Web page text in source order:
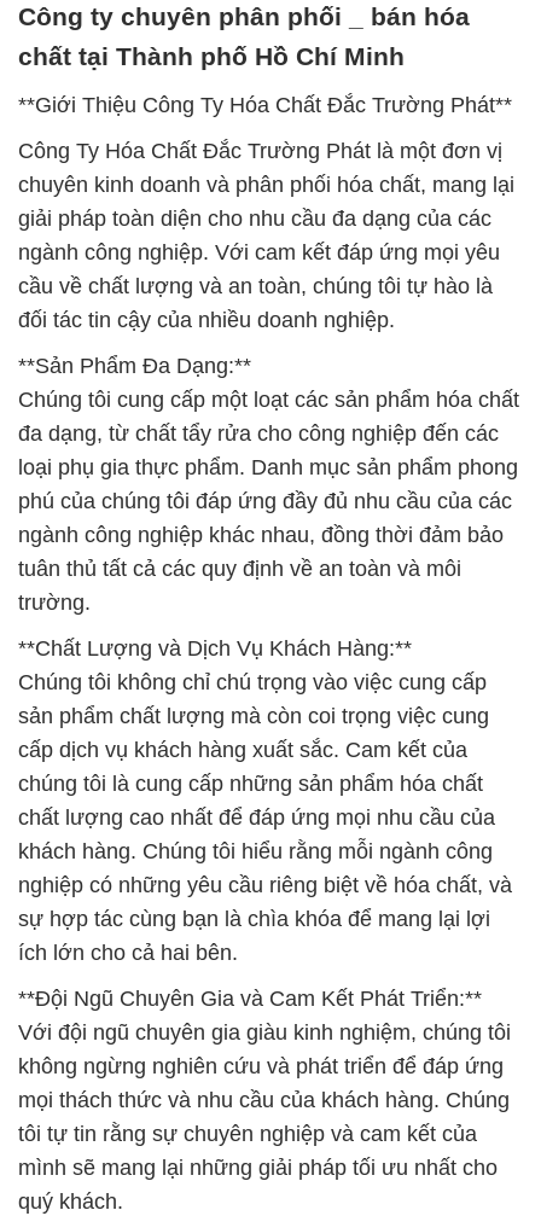
Công ty chuyên phân phối _ bán hóa
chất tại Thành phố Hồ Chí Minh
**Giới Thiệu Công Ty Hóa Chất Đắc Trường Phát**
Công Ty Hóa Chất Đắc Trường Phát là một đơn vị
chuyên kinh doanh và phân phối hóa chất, mang lại
giải pháp toàn diện cho nhu cầu đa dạng của các
ngành công nghiệp. Với cam kết đáp ứng mọi yêu
cầu về chất lượng và an toàn, chúng tôi tự hào là
đối tác tin cậy của nhiều doanh nghiệp.
**Sản Phẩm Đa Dạng:**
Chúng tôi cung cấp một loạt các sản phẩm hóa chất
đa dạng, từ chất tẩy rửa cho công nghiệp đến các
loại phụ gia thực phẩm. Danh mục sản phẩm phong
phú của chúng tôi đáp ứng đầy đủ nhu cầu của các
ngành công nghiệp khác nhau, đồng thời đảm bảo
tuân thủ tất cả các quy định về an toàn và môi
trường.
**Chất Lượng và Dịch Vụ Khách Hàng:**
Chúng tôi không chỉ chú trọng vào việc cung cấp
sản phẩm chất lượng mà còn coi trọng việc cung
cấp dịch vụ khách hàng xuất sắc. Cam kết của
chúng tôi là cung cấp những sản phẩm hóa chất
chất lượng cao nhất để đáp ứng mọi nhu cầu của
khách hàng. Chúng tôi hiểu rằng mỗi ngành công
nghiệp có những yêu cầu riêng biệt về hóa chất, và
sự hợp tác cùng bạn là chìa khóa để mang lại lợi
ích lớn cho cả hai bên.
**Đội Ngũ Chuyên Gia và Cam Kết Phát Triển:**
Với đội ngũ chuyên gia giàu kinh nghiệm, chúng tôi
không ngừng nghiên cứu và phát triển để đáp ứng
mọi thách thức và nhu cầu của khách hàng. Chúng
tôi tự tin rằng sự chuyên nghiệp và cam kết của
mình sẽ mang lại những giải pháp tối ưu nhất cho
quý khách.